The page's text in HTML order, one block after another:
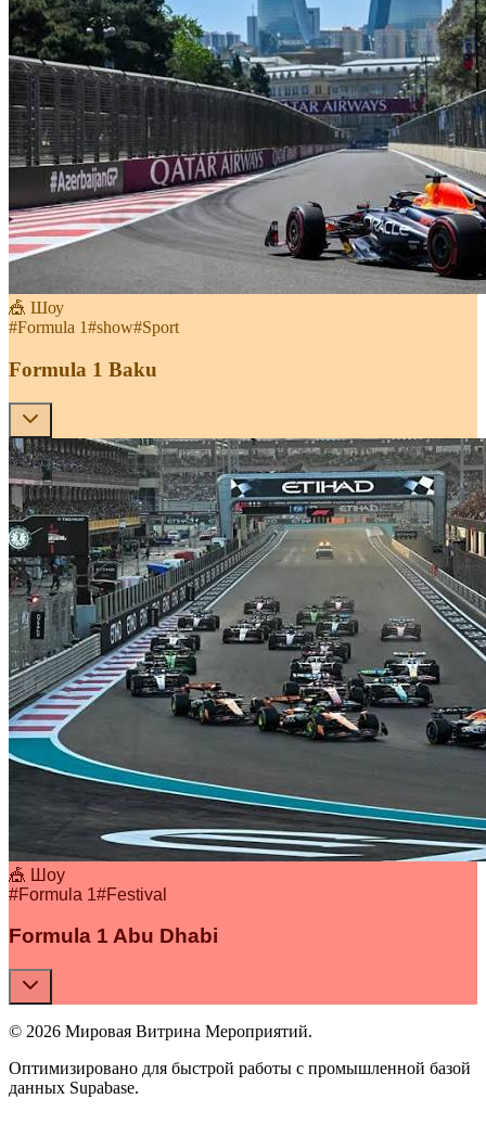
🎪 Шоу
#Formula 1#show#Sport
Formula 1 Baku
🎪 Шоу
#Formula 1#Festival
Formula 1 Abu Dhabi
© 2026 Мировая Витрина Мероприятий.
Оптимизировано для быстрой работы с промышленной базой
данных Supabase.